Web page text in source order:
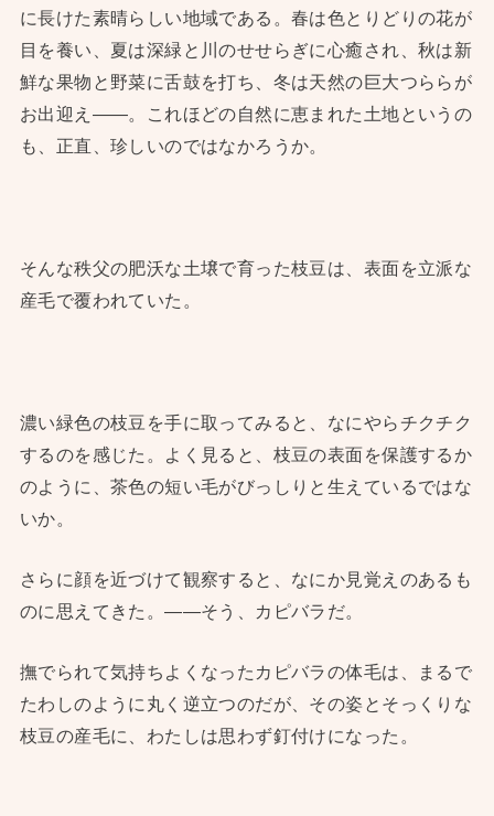
に長けた素晴らしい地域である。春は色とりどりの花が
目を養い、夏は深緑と川のせせらぎに心癒され、秋は新
鮮な果物と野菜に舌鼓を打ち、冬は天然の巨大つららが
お出迎え——。これほどの自然に恵まれた土地というの
も、正直、珍しいのではなかろうか。
そんな秩父の肥沃な土壌で育った枝豆は、表面を立派な
産毛で覆われていた。
濃い緑色の枝豆を手に取ってみると、なにやらチクチク
するのを感じた。よく見ると、枝豆の表面を保護するか
のように、茶色の短い毛がびっしりと生えているではな
いか。
さらに顔を近づけて観察すると、なにか見覚えのあるも
のに思えてきた。——そう、カピバラだ。
撫でられて気持ちよくなったカピバラの体毛は、まるで
たわしのように丸く逆立つのだが、その姿とそっくりな
枝豆の産毛に、わたしは思わず釘付けになった。